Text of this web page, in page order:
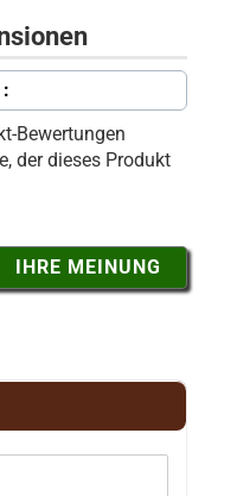
Bewertungen
der dieses Produkt
IHRE MEINUNG